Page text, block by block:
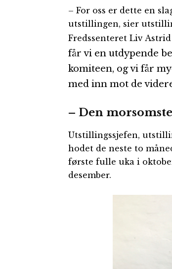
– For oss er dette en
utstillingen, sier
Fredssenteret Liv
får vi en utdypende
komiteen, og vi får
med inn mot de
– Den
Utstillingssjefen,
hodet de neste to
første fulle uka i
desember.